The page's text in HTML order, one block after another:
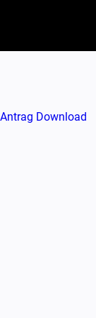
Antrag Download